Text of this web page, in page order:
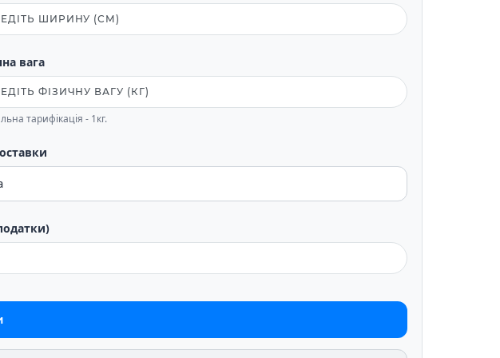
вага
тарифікація - 1кг.